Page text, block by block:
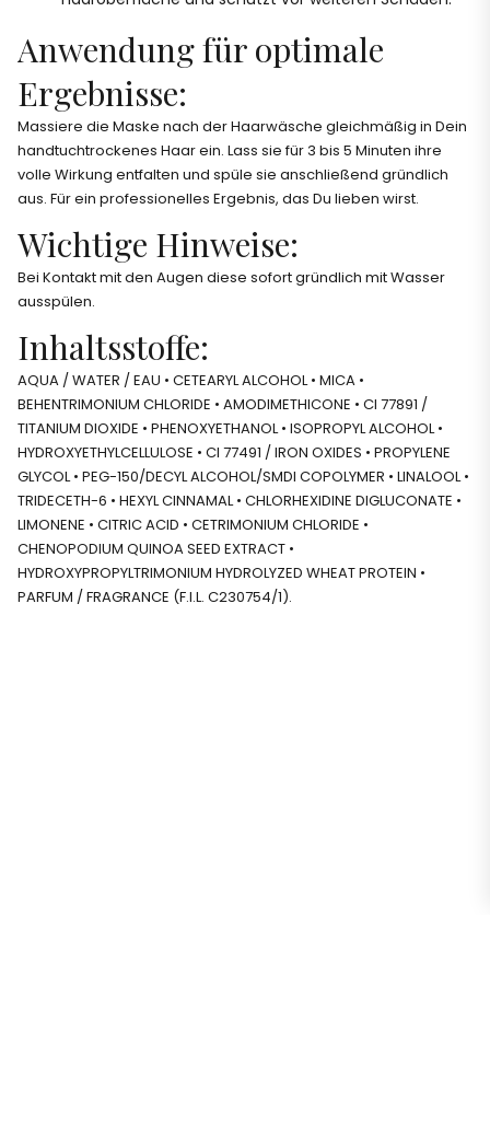
Anwendung für optimale
Ergebnisse:
Massiere die Maske nach der Haarwäsche gleichmäßig in Dein
handtuchtrockenes Haar ein. Lass sie für 3 bis 5 Minuten ihre
volle Wirkung entfalten und spüle sie anschließend gründlich
aus. Für ein professionelles Ergebnis, das Du lieben wirst.
Wichtige Hinweise:
Bei Kontakt mit den Augen diese sofort gründlich mit Wasser
ausspülen.
Inhaltsstoffe:
AQUA / WATER / EAU • CETEARYL ALCOHOL • MICA •
BEHENTRIMONIUM CHLORIDE • AMODIMETHICONE • CI 77891 /
TITANIUM DIOXIDE • PHENOXYETHANOL • ISOPROPYL ALCOHOL •
HYDROXYETHYLCELLULOSE • CI 77491 / IRON OXIDES • PROPYLENE
GLYCOL • PEG-150/DECYL ALCOHOL/SMDI COPOLYMER • LINALOOL •
TRIDECETH-6 • HEXYL CINNAMAL • CHLORHEXIDINE DIGLUCONATE •
LIMONENE • CITRIC ACID • CETRIMONIUM CHLORIDE •
CHENOPODIUM QUINOA SEED EXTRACT •
HYDROXYPROPYLTRIMONIUM HYDROLYZED WHEAT PROTEIN •
PARFUM / FRAGRANCE (F.I.L. C230754/1).